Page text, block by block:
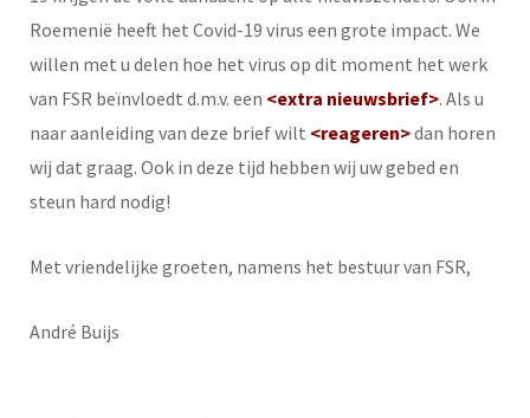
Roemenië heeft het Covid-19 virus een grote impact. We
willen met u delen hoe het virus op dit moment het werk
van FSR beïnvloedt d.m.v. een <extra nieuwsbrief>. Als u
naar aanleiding van deze brief wilt <reageren>dan horen
wij dat graag. Ook in deze tijd hebben wij uw gebed en
steun hard nodig!
Met vriendelijke groeten, namens het bestuur van FSR,
André Buijs